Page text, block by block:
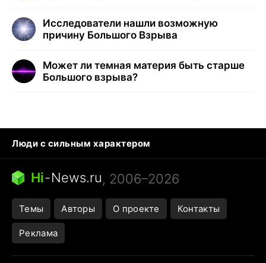
Исследователи нашли возможную
причину Большого Взрыва
Может ли темная материя быть старше
Большого взрыва?
Люди с сильным характером
Кошка писает на кровать
Тунцы в океанариуме
Ядовитые пауки России
Города в ядерной войне
Hi-News.ru, 2006–2026
Темы Авторы О проекте Контакты
Реклама